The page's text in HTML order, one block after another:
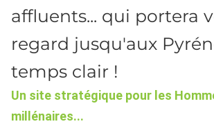
affluents... qui portera
regard jusqu'aux
temps clair !
Un site stratégique pour les
millénaires...